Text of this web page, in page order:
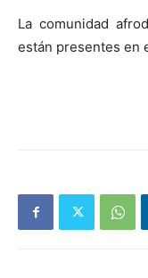
La comunidad
están presentes en